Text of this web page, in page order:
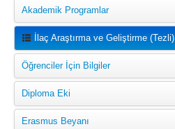
Akademik Programlar
İlaç Araştırma ve Geliştirme (Tezli)
Öğrenciler İçin Bilgiler
Diploma Eki
Erasmus Beyanı